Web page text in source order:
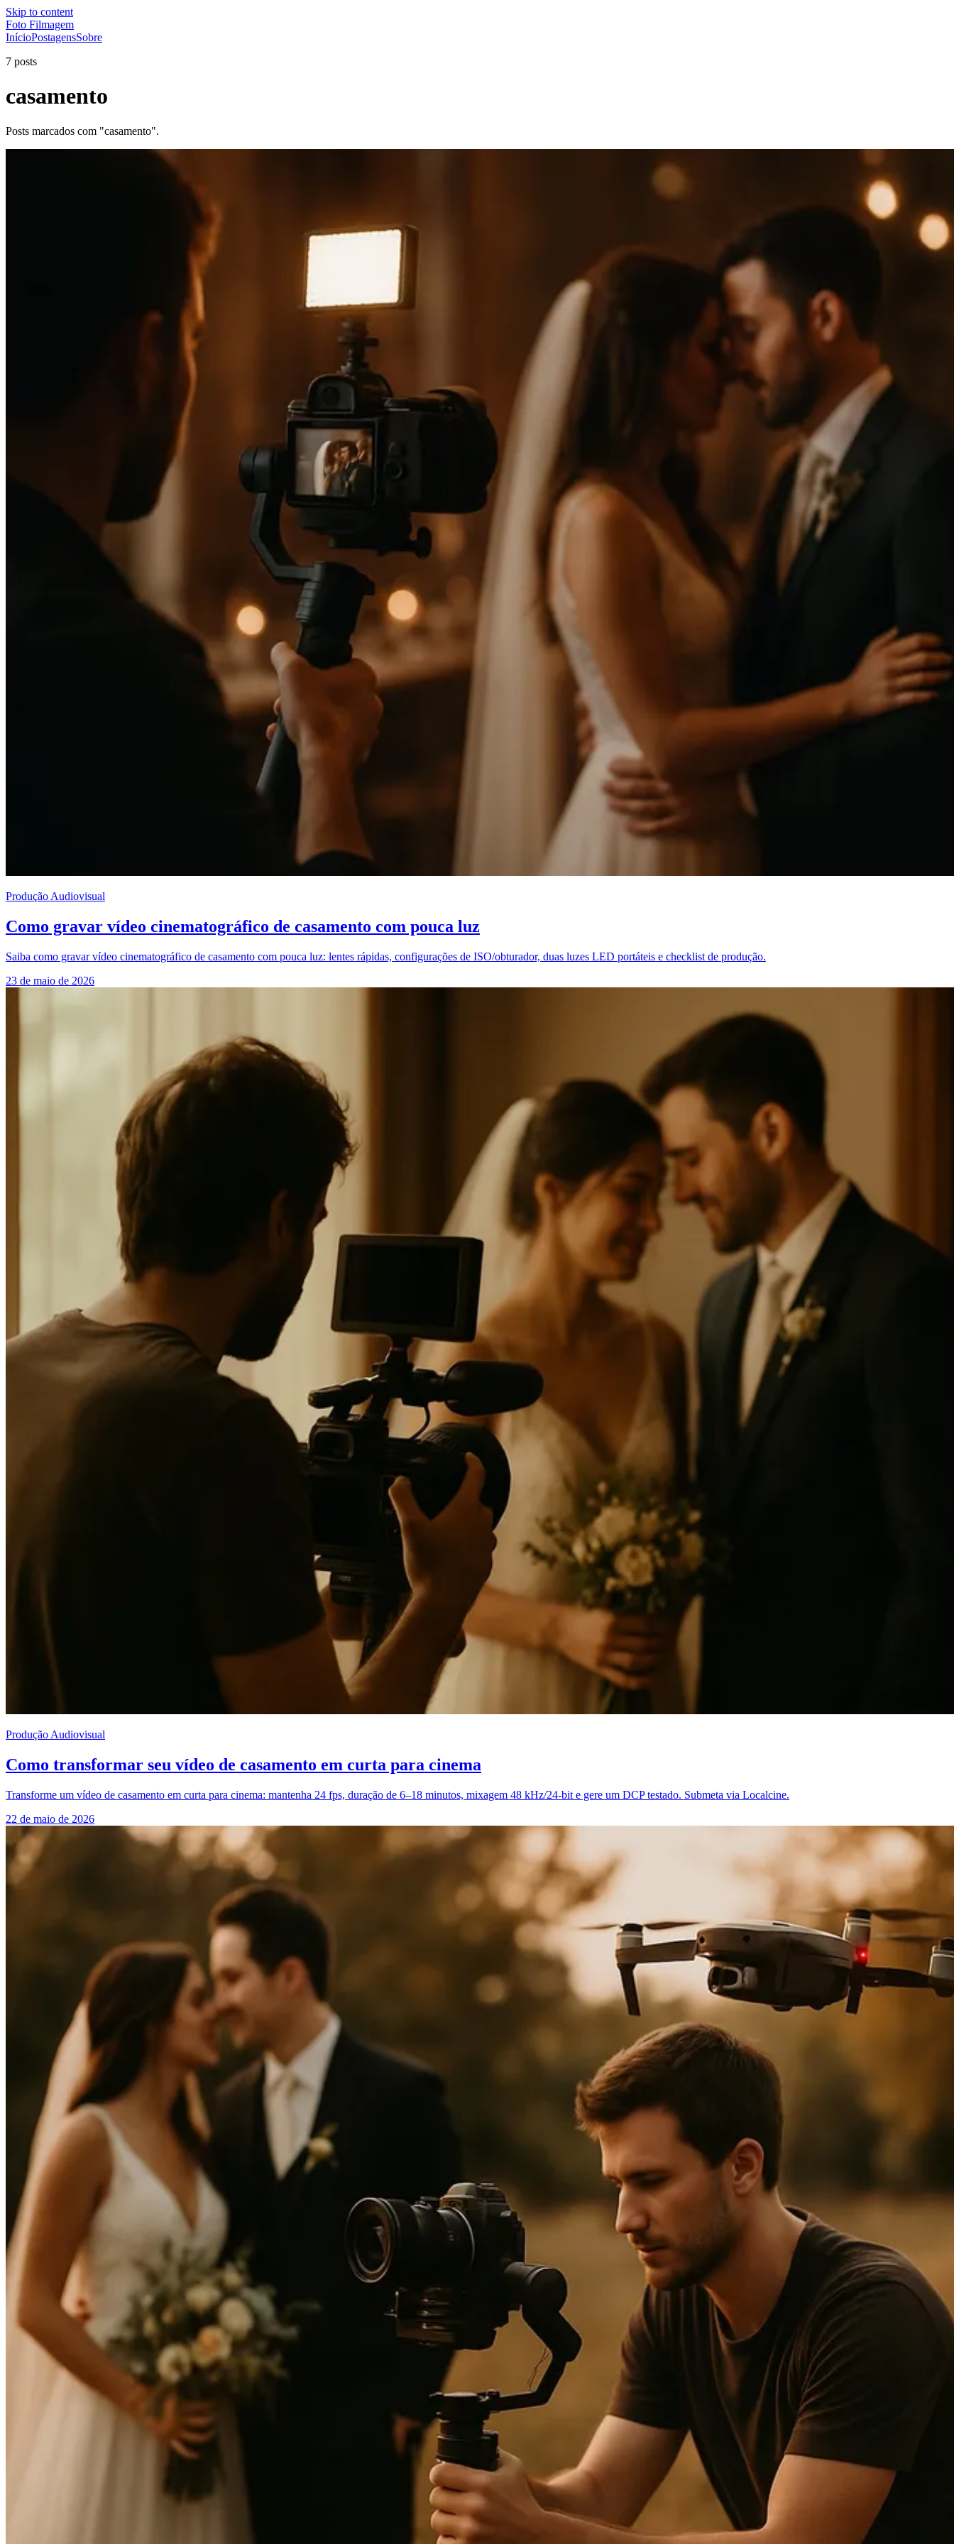
Skip to content
Foto Filmagem
InícioPostagensSobre
7 posts
casamento
Posts marcados com "casamento".
Produção Audiovisual
Como gravar vídeo cinematográfico de casamento com pouca luz
Saiba como gravar vídeo cinematográfico de casamento com pouca luz: lentes rápidas, configurações de ISO/obturador, duas luzes LED portáteis e checklist de produção.
23 de maio de 2026
Produção Audiovisual
Como transformar seu vídeo de casamento em curta para cinema
Transforme um vídeo de casamento em curta para cinema: mantenha 24 fps, duração de 6–18 minutos, mixagem 48 kHz/24-bit e gere um DCP testado. Submeta via Localcine.
22 de maio de 2026